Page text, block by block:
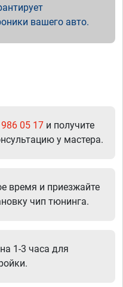
вашего авто.
05 17 и получите
у мастера.
время и приезжайте
чип тюнинга.
1-3 часа для